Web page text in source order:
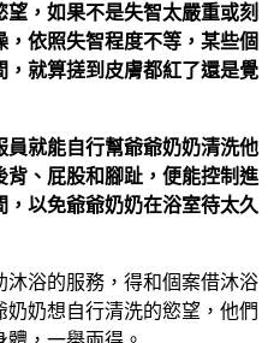
，如果不是失智太嚴重或刻
依照失智程度不等，某些個
就算搓到皮膚都紅了還是覺
就能自行幫爺爺奶奶清洗他
、屁股和腳趾，便能控制進
以免爺爺奶奶在浴室待太久
浴的服務，得和個案借沐浴
奶想自行清洗的慾望，他們